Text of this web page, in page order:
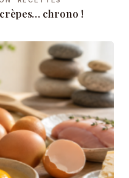
crèpes… chrono !